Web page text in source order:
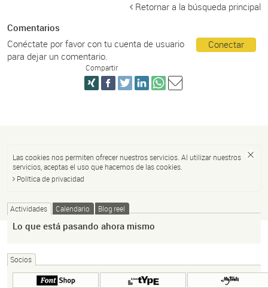
Retornar a la búsqueda principal
Comentarios
Conectar
Conéctate por favor con tu cuenta de usuario
para dejar un comentario.
Compartir
Las cookies nos permiten ofrecer nuestros servicios. Al utilizar nuestros
servicios, aceptas el uso que hacemos de las cookies.
Política de privacidad
Actividades Calendario Blog reel
Lo que está pasando ahora mismo
Socios